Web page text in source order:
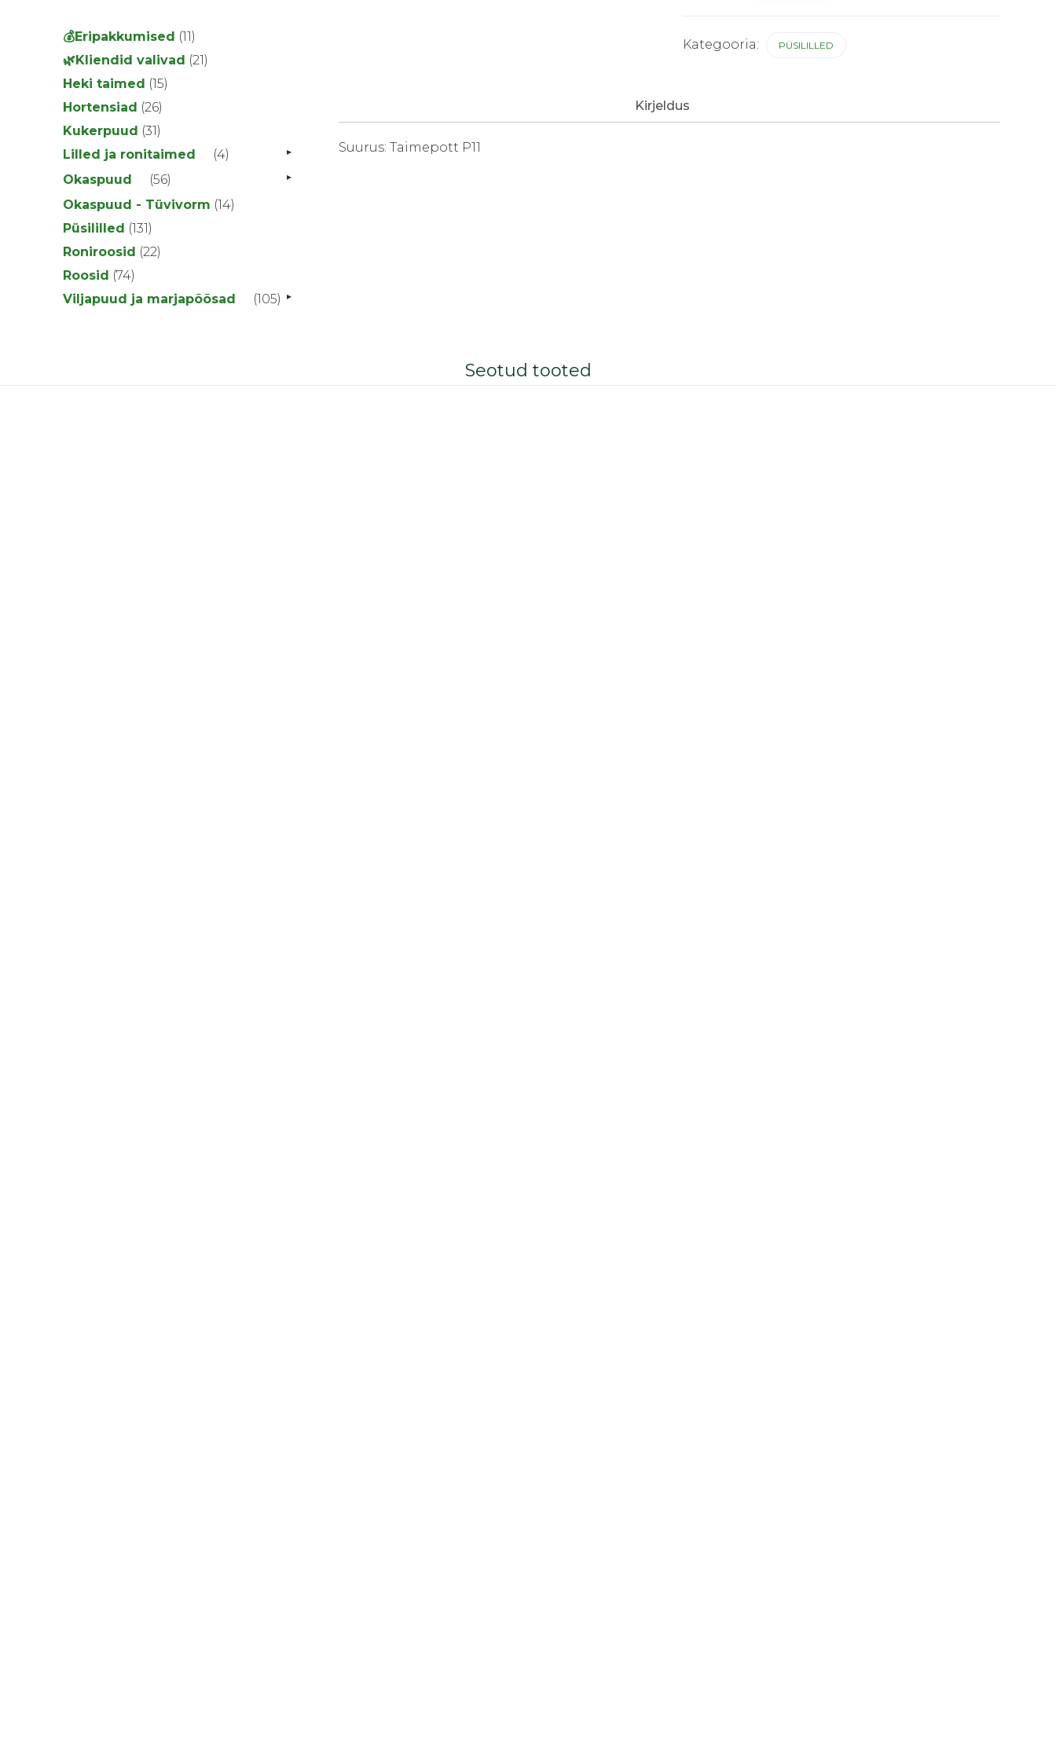
Kategooria: PÜSILILLED
Kirjeldus
Suurus: Taimepott P11
💰Eripakkumised 1111
toodet
🌿Kliendid valivad 2121
Heki taimed 1515
Hortensiad 2626
toodet
Kukerpuud 3131
toodet
Lilled ja ronitaimed 44
▸
Okaspuud 5656
toodet
▸
Okaspuud - Tüvivorm 1414
Püsililled 131131
toodet
Roniroosid 2222
Roosid 7474
toodet
Viljapuud ja marjapõõsad 105105
▸
Seotud tooted